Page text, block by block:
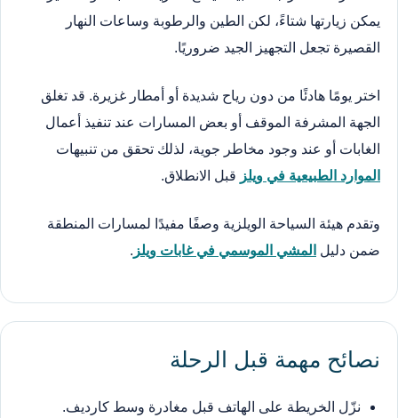
يمكن زيارتها شتاءً، لكن الطين والرطوبة وساعات النهار
القصيرة تجعل التجهيز الجيد ضروريًا.
اختر يومًا هادئًا من دون رياح شديدة أو أمطار غزيرة. قد تغلق
الجهة المشرفة الموقف أو بعض المسارات عند تنفيذ أعمال
الغابات أو عند وجود مخاطر جوية، لذلك تحقق من تنبيهات
الموارد الطبيعية في ويلز قبل الانطلاق.
وتقدم هيئة السياحة الويلزية وصفًا مفيدًا لمسارات المنطقة
ضمن دليل المشي الموسمي في غابات ويلز .
نصائح مهمة قبل الرحلة
نزّل الخريطة على الهاتف قبل مغادرة وسط كارديف.